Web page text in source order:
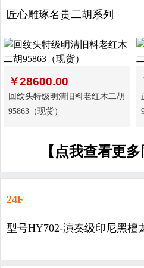
匠心雕琢名贵二胡系列
￥28600.00
回纹头特级明清旧料老红木二胡
95863（现货）
【点我查看更
24F
型号HY702-演奏级印尼黑檀